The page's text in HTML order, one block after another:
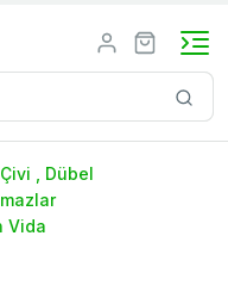
, Dübel
Vida